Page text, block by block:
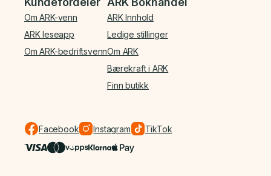
Om ARK-venn
ARK leseapp
Om ARK-bedriftsvenn
ARK Innhold
Ledige stillinger
Om ARK
Bærekraft i ARK
Finn butikk
Facebook Instagram TikTok